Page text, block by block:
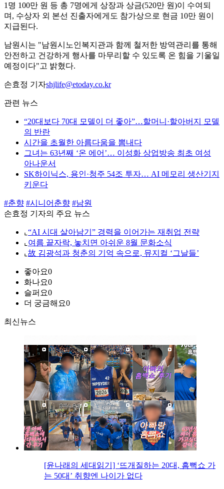
1명 100만 원 등 총 7명에게 상장과 상금(520만 원)이 수여되
며, 수상자 외 본선 진출자에게도 참가상으로 현금 10만 원이
지급된다.
남원시는 "남원시노인복지관과 함께 철저한 방역관리를 통해
안전하고 건강하게 행사를 마무리할 수 있도록 온 힘을 기울일
예정이다"고 밝혔다.
손효정 기자shjlife@etoday.co.kr
관련 뉴스
“20대보다 70대 모델이 더 좋아”…할머니·할아버지 모델
의 반란
시간을 초월한 아름다움을 뽐내다
그녀는 63년째 ‘온 에어’… 이성화 상업방송 최초 여성
아나운서
SK하이닉스, 용인·청주 54조 투자… AI 메모리 생산기지
키운다
#춘향 #시니어춘향 #남원
손효정 기자의 주요 뉴스
⌞ “AI 시대 살아남기” 경력을 이어가는 재취업 전략
⌞ 여름 끝자락, 놓치면 아쉬운 8월 문화소식
⌞ 故 김광석과 청춘의 기억 속으로, 뮤지컬 ‘그날들’
좋아요0
화나요0
슬퍼요0
더 궁금해요0
최신뉴스
[윤나래의 세대읽기] ‘뜨개질하는 20대, 흠뻑쇼 가
는 50대’ 취향엔 나이가 없다